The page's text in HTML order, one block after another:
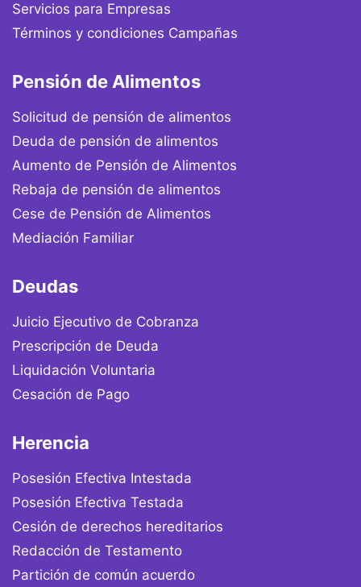
Servicios para Empresas
Términos y condiciones Campañas
Pensión de Alimentos
Solicitud de pensión de alimentos
Deuda de pensión de alimentos
Aumento de Pensión de Alimentos
Rebaja de pensión de alimentos
Cese de Pensión de Alimentos
Mediación Familiar
Deudas
Juicio Ejecutivo de Cobranza
Prescripción de Deuda
Liquidación Voluntaria
Cesación de Pago
Herencia
Posesión Efectiva Intestada
Posesión Efectiva Testada
Cesión de derechos hereditarios
Redacción de Testamento
Partición de común acuerdo